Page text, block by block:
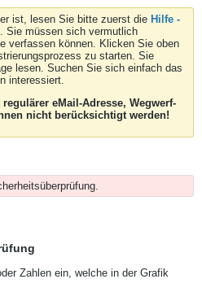
ist, lesen Sie bitte zuerst die Hilfe -
Sie müssen sich vermutlich
verfassen können. Klicken Sie oben
zu starten. Sie
lesen. Suchen Sie sich einfach das
interessiert.
eMail-Adresse, Wegwerf-
nicht berücksichtigt werden!
Zahlen ein, welche in der Grafik